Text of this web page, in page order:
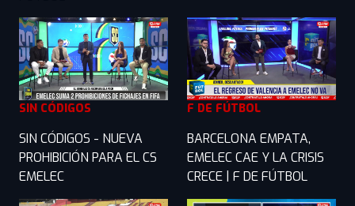
SIN CÓDIGOS
SIN CÓDIGOS - NUEVA
PROHIBICIÓN PARA EL CS
EMELEC
F DE FÚTBOL
BARCELONA EMPATA,
EMELEC CAE Y LA CRISIS
CRECE | F DE FÚTBOL